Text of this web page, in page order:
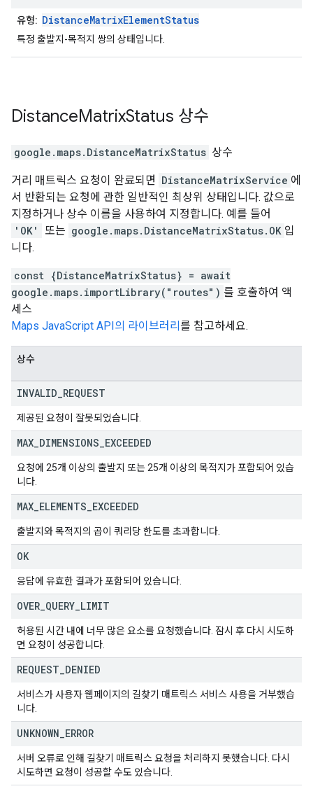
유형: DistanceMatrixElementStatus
특정 출발지-목적지 쌍의 상태입니다.
DistanceMatrixStatus 상수
google.maps. DistanceMatrixStatus 상수
거리 매트릭스 요청이 완료되면 DistanceMatrixService 에
서 반환되는 요청에 관한 일반적인 최상위 상태입니다. 값으로
지정하거나 상수 이름을 사용하여 지정합니다. 예를 들어
'OK'
또는 google.maps.DistanceMatrixStatus.OK 입
니다.
const {DistanceMatrixStatus} = await
google.maps.importLibrary("routes") 를 호출하여 액
세스
Maps JavaScript API의 라이브러리 를 참고하세요.
상수
INVALID REQUEST
제공된 요청이 잘못되었습니다.
MAX DIMENSIONS EXCEEDED
요청에 25개 이상의 출발지 또는 25개 이상의 목적지가 포함되어 있습
니다.
MAX ELEMENTS EXCEEDED
출발지와 목적지의 곱이 쿼리당 한도를 초과합니다.
OK
응답에 유효한 결과가 포함되어 있습니다.
OVER QUERY LIMIT
허용된 시간 내에 너무 많은 요소를 요청했습니다. 잠시 후 다시 시도하
면 요청이 성공합니다.
REQUEST DENIED
서비스가 사용자 웹페이지의 길찾기 매트릭스 서비스 사용을 거부했습
니다.
UNKNOWN ERROR
서버 오류로 인해 길찾기 매트릭스 요청을 처리하지 못했습니다. 다시
시도하면 요청이 성공할 수도 있습니다.